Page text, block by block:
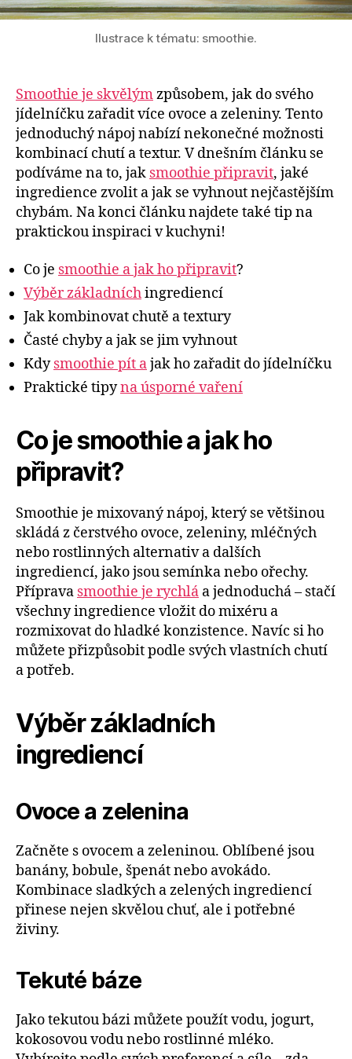
Ilustrace k tématu: smoothie.
Smoothie je skvělýmzpůsobem, jak do svého
jídelníčku zařadit více ovoce a zeleniny. Tento
jednoduchý nápoj nabízí nekonečné možnosti
kombinací chutí a textur. V dnešním článku se
podíváme na to, jak smoothie připravit, jaké
ingredience zvolit a jak se vyhnout nejčastějším
chybám. Na konci článku najdete také tip na
praktickou inspiraci v kuchyni!
Co je smoothie a jak ho připravit?
Výběr základníchingrediencí
Jak kombinovat chutě a textury
Časté chyby a jak se jim vyhnout
Kdysmoothie pít ajak ho zařadit do jídelníčku
Praktické tipyna úsporné vaření
Co je smoothie a jak ho
připravit?
Smoothie je mixovaný nápoj, který se většinou
skládá z čerstvého ovoce, zeleniny, mléčných
nebo rostlinných alternativ a dalších
ingrediencí, jako jsou semínka nebo ořechy.
Příprava smoothie je rychlá a jednoduchá – stačí
všechny ingredience vložit do mixéru a
rozmixovat do hladké konzistence. Navíc si ho
můžete přizpůsobit podle svých vlastních chutí
a potřeb.
Výběr základních
ingrediencí
Ovoce a zelenina
Začněte s ovocem a zeleninou. Oblíbené jsou
banány, bobule, špenát nebo avokádo.
Kombinace sladkých a zelených ingrediencí
přinese nejen skvělou chuť, ale i potřebné
živiny.
Tekuté báze
Jako tekutou bázi můžete použít vodu, jogurt,
kokosovou vodu nebo rostlinné mléko.